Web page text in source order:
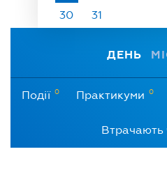
30
31
ДЕНЬ
Події 0 Практикуми 0
Втрачають